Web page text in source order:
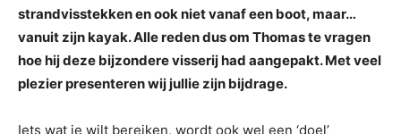
strandvisstekken en ook niet vanaf een boot, maar…
vanuit zijn kayak. Alle reden dus om Thomas te vragen
hoe hij deze bijzondere visserij had aangepakt. Met veel
plezier presenteren wij jullie zijn bijdrage.
Iets wat je wilt bereiken, wordt ook wel een ‘doel’